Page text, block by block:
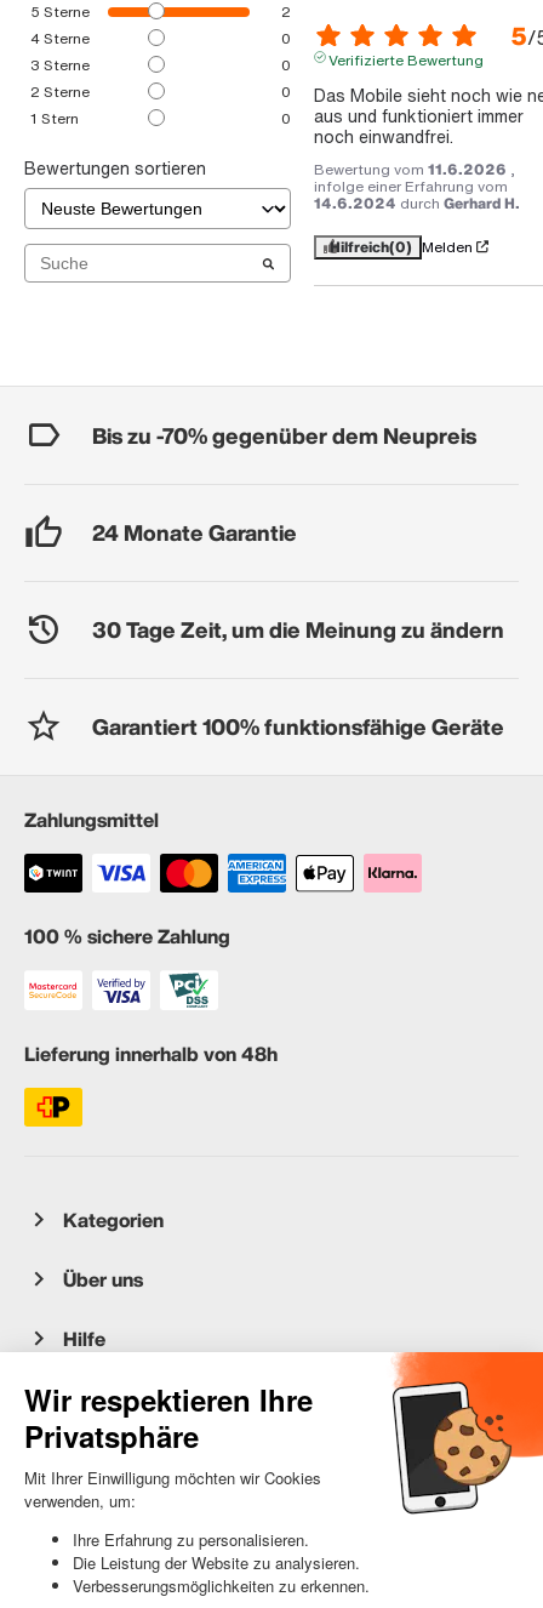
5 Sterne
2
4Sterne
0
3 Sterne
0
2 Sterne
0
1 Stern 0
Bewertungen sortieren
5/
Verifizierte Bewertung
Das Mobile sieht noch wie
aus und funktioniert immer
noch einwandfrei.
Bewertung vom 11.6.2026 ,
infolge einer Erfahrung vom
14.6.2024 durch Gerhard H.
Hilfreich(0) Melden
Bis zu -70% gegenüber dem Neupreis
24 Monate Garantie
30 Tage Zeit, um die Meinung zu ändern
Garantiert 100% funktionsfähige Geräte
Zahlungsmittel
100 % sichere Zahlung
Lieferung innerhalb von 48h
Kategorien
Über uns
Hilfe
Kundenservice
occasion.migros.mobile@recommerce.com
Montag-Freitag 08:00-17:00